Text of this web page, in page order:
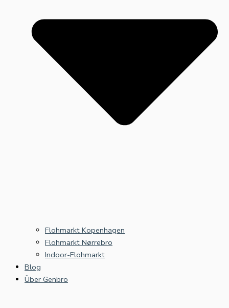
Flohmarkt Kopenhagen
Flohmarkt Nørrebro
Indoor-Flohmarkt
Blog
Über Genbro